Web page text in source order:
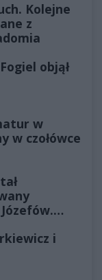
Kolejne
z
objął
w
w czołówce
i